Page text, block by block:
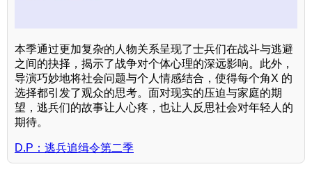
本季通过更加复杂的人物关系呈现了士兵们在战斗与逃避
之间的抉择，揭示了战争对个体心理的深远影响。此外，
导演巧妙地将社会问题与个人情感结合，使得每个角X 的
选择都引发了观众的思考。面对现实的压迫与家庭的期
望，逃兵们的故事让人心疼，也让人反思社会对年轻人的
期待。
D.P：逃兵追缉令第二季